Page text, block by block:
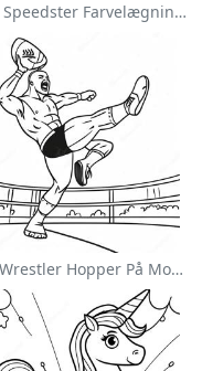
Sonic Speedster Farvelægningsside
Wwe Wrestler Hopper På Modstander Farvelægningsside